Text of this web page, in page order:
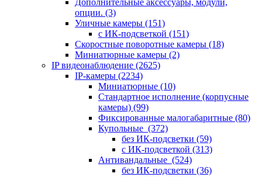
Дополнительные аксессуары, модули,
опции. (3)
Уличные камеры (151)
с ИК-подсветкой (151)
Скоростные поворотные камеры (18)
Миниатюрные камеры (2)
IP видеонаблюдение (2625)
IP-камеры (2234)
Миниатюрные (10)
Стандартное исполнение (корпусные
камеры) (99)
Фиксированные малогабаритные (80)
Купольные (372)
без ИК-подсветки (59)
с ИК-подсветкой (313)
Антивандальные (524)
без ИК-подсветки (36)